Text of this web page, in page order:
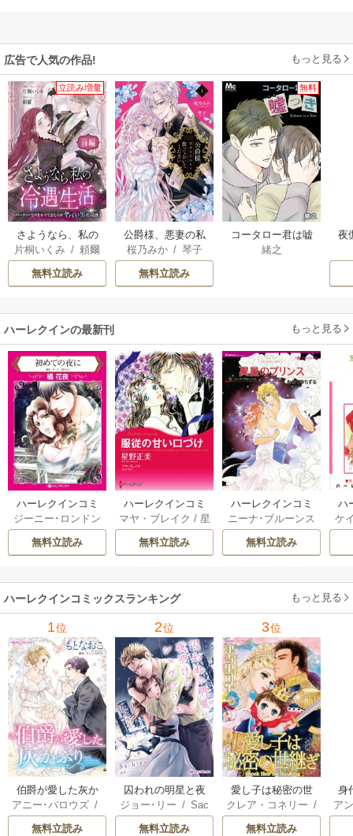
広告で人気の作品! もっと見る
立読み増量
さようなら、私の
冷遇生活 ～パーテ
ィーで声をかけて
きたのがヤバい男
片桐いくみ / 頼爾
無料立読み
公爵様、悪妻の私
はもう放っておい
てください
桜乃みか/ 琴子
無料立読み
無料
コータロー君は嘘
つき【タテヨミ】
緒之
夜
ハーレクインの最新刊 もっと見る
ハーレクインコミ
ックス セット 202
6年 vol.1064 1巻
ジーニー･ロンドン
橘花夜/ メアリ
ー･ライアンズ
ーガン/星合操/ア
ン･ウィール/ 津寺
里可子
無料立読み
ハーレクインコミ
ックス セット 202
6年 vol.1002 1巻
マヤ・ブレイク / 星
野正美/ ヘレン･ブ
ルックス/のわきね
ウェイ/一重夕子
無料立読み
ハーレクインコミ
ックス セット 202
6年 vol.1063 1巻
ニーナ･ブルーンス
おおつきちずる
レベッカ･ヨーク
ーディ/海野みつる
サラ･ウッド/流
水凛子
無料立読み
ハ
ッ
ケ
ザ
ハーレクインコミックスランキング もっと見る
1位
伯爵が愛した灰か
ぶり
アニー･バロウズ/
もとなおこ
無料立読み
2位
囚われの明星と夜
明けのシュヴァリ
エ
ジョー･リー /Sac
hiyo
無料立読み
3位
愛し子は秘密の世
継ぎ
クレア・コネリー /
津寺里可子
無料立読み
身
ア